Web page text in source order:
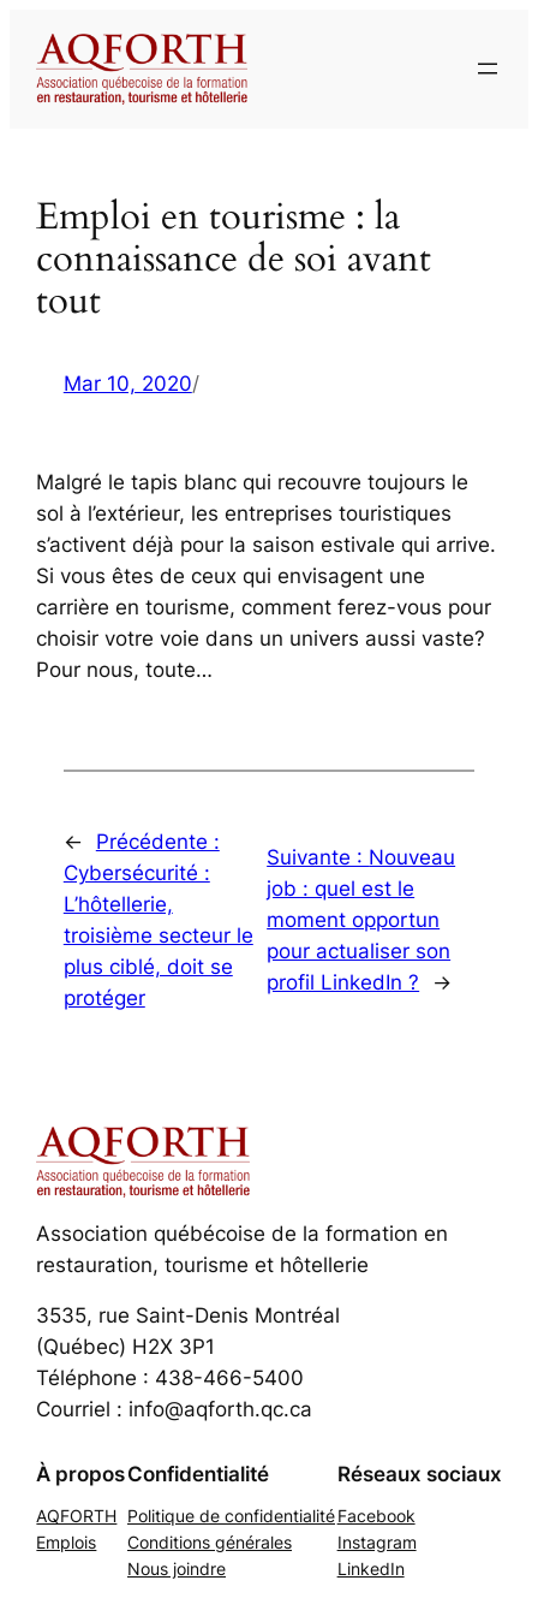
contenu
Emploi en tourisme : la
connaissance de soi avant
tout
Mar 10, 2020/
Malgré le tapis blanc qui recouvre toujours le
sol à l’extérieur, les entreprises touristiques
s’activent déjà pour la saison estivale qui arrive.
Si vous êtes de ceux qui envisagent une
carrière en tourisme, comment ferez-vous pour
choisir votre voie dans un univers aussi vaste?
Pour nous, toute…
←
Précédente :
Cybersécurité :
L’hôtellerie,
troisième secteur le
plus ciblé, doit se
protéger
Suivante : Nouveau
job : quel est le
moment opportun
pour actualiser son
profil LinkedIn ?
→
Association québécoise de la formation en
restauration, tourisme et hôtellerie
3535, rue Saint-Denis Montréal
(Québec) H2X 3P1
Téléphone : 438-466-5400
Courriel : info@aqforth.qc.ca
À propos
AQFORTH
Emplois
Confidentialité
Politique de confidentialité
Conditions générales
Nous joindre
Réseaux sociaux
Facebook
Instagram
LinkedIn